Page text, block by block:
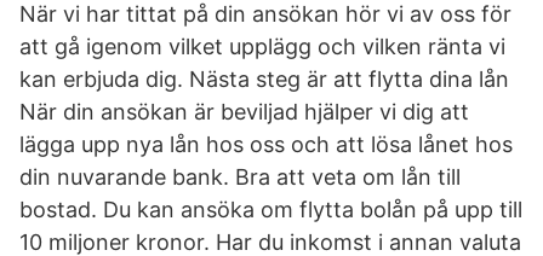
När vi har tittat på din ansökan hör vi av oss för
att gå igenom vilket upplägg och vilken ränta vi
kan erbjuda dig. Nästa steg är att flytta dina lån
När din ansökan är beviljad hjälper vi dig att
lägga upp nya lån hos oss och att lösa lånet hos
din nuvarande bank. Bra att veta om lån till
bostad. Du kan ansöka om flytta bolån på upp till
10 miljoner kronor. Har du inkomst i annan valuta